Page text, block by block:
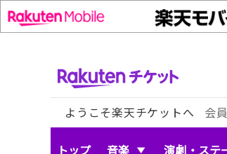
ようこそ楽天チケットへ 会
トップ 音楽 演劇・ステ